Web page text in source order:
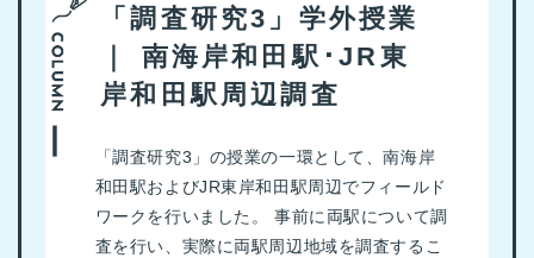
「調査研究3」学外授業
｜ 南海岸和田駅･JR東
岸和田駅周辺調査
「調査研究3」の授業の一環として、南海岸
和田駅およびJR東岸和田駅周辺でフィールド
ワークを行いました。 事前に両駅について調
査を行い、実際に両駅周辺地域を調査するこ